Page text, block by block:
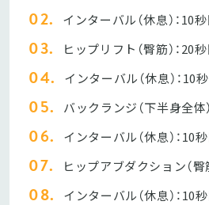
インターバル（休息）：10
ヒップリフト（臀筋）：20
インターバル（休息）：10
バックランジ（下半身全体
インターバル（休息）：10
ヒップアブダクション（臀
インターバル（休息）：10